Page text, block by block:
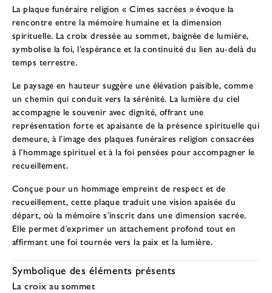
La plaque funéraire religion « Cimes sacrées » évoque la
rencontre entre la mémoire humaine et la dimension
spirituelle. La croix dressée au sommet, baignée de lumière,
symbolise la foi, l’espérance et la continuité du lien au-delà du
temps terrestre.
Le paysage en hauteur suggère une élévation paisible, comme
un chemin qui conduit vers la sérénité. La lumière du ciel
accompagne le souvenir avec dignité, offrant une
représentation forte et apaisante de la présence spirituelle qui
demeure, à l’image des plaques funéraires religion consacrées
à l’hommage spirituel et à la foi pensées pour accompagner le
recueillement.
Conçue pour un hommage empreint de respect et de
recueillement, cette plaque traduit une vision apaisée du
départ, où la mémoire s’inscrit dans une dimension sacrée.
Elle permet d’exprimer un attachement profond tout en
affirmant une foi tournée vers la paix et la lumière.
Symbolique des éléments présents
La croix au sommet